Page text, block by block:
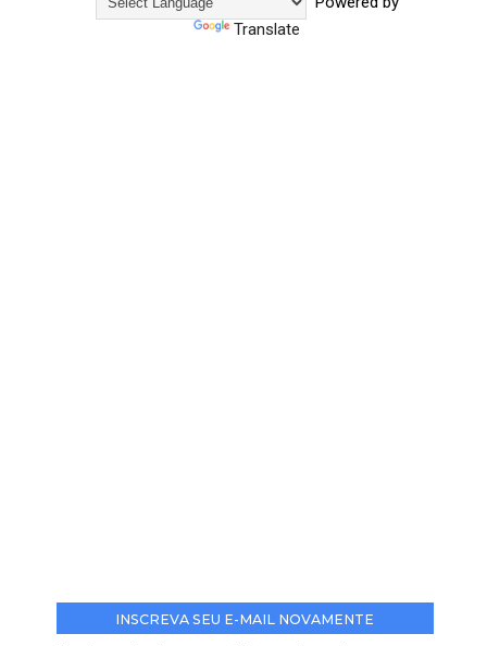
Translate
INSCREVA SEU E-MAIL NOVAMENTE